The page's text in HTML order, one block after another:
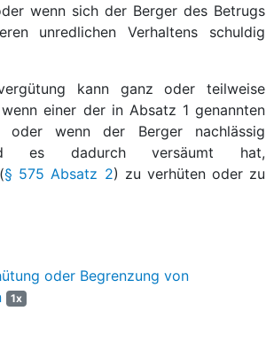
wenn sich der Berger des Betrugs
unredlichen Verhaltens schuldig
kann ganz oder teilweise
einer der in Absatz 1 genannten
oder wenn der Berger nachlässig
es dadurch versäumt hat,
§ 575 Absatz 2) zu verhüten oder zu
oder Begrenzung von
1x